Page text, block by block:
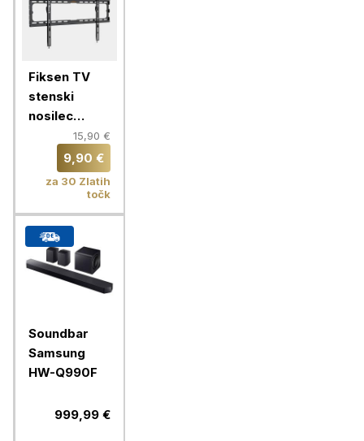
Fiksen TV
stenski
nosilec
VonHaus 37-
70'', do 35
15,90 €
9,90 €
za 30 Zlatih
točk
Soundbar
Samsung
HW-Q990F
999,99 €